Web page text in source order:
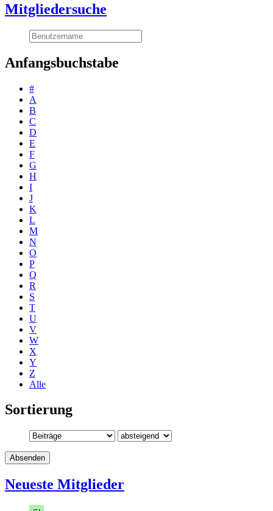
Mitgliedersuche
Anfangsbuchstabe
#
A
B
C
D
E
F
G
H
I
J
K
L
M
N
O
P
Q
R
S
T
U
V
W
X
Y
Z
Alle
Sortierung
Neueste Mitglieder